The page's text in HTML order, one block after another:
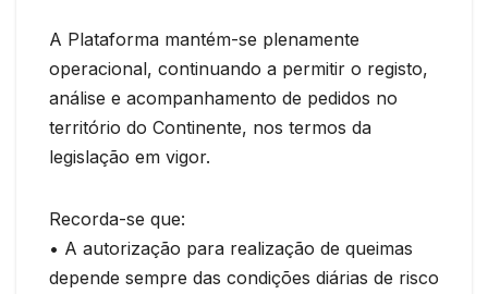
A Plataforma mantém-se plenamente
operacional, continuando a permitir o registo,
análise e acompanhamento de pedidos no
território do Continente, nos termos da
legislação em vigor.
Recorda-se que:
• A autorização para realização de queimas
depende sempre das condições diárias de risco